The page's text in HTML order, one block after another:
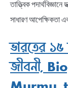
তাত্ত্বিক
সাধারণ আপেক্ষিকতা
ভারতের ১৫
জীবনী,